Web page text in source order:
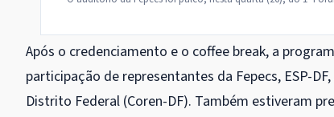
Após o credenciamento e o coffee break, a
participação de representantes da Fepecs, ESP-
Distrito Federal (Coren-DF). Também estiveram